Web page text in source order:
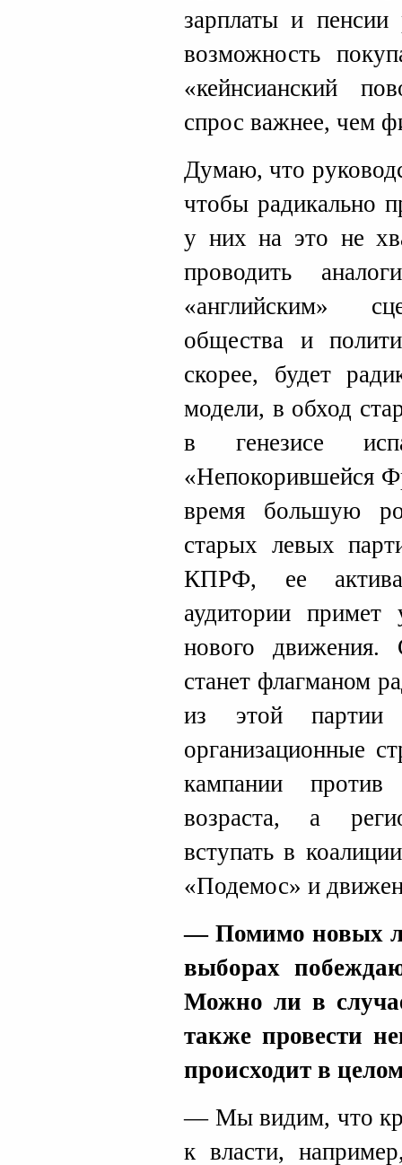
зарплаты и
возможность
«кейнсианский
спрос важнее, чем
Думаю, что
чтобы радикально
у них на это не
проводить
«английским»
общества и
скорее, будет
модели, в обход
в генезисе
«Непокорившейся
время большую
старых левых
КПРФ, ее
аудитории примет
нового
станет флагманом
из этой партии
организационные
кампании против
возраста, а
вступать в
«Подемос» и
— Помимо новых
выборах
Можно ли в
также провести
происходит в
— Мы видим, что
к власти,